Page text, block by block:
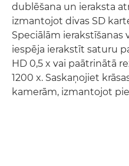
dublēšana un ieraksta
izmantojot divas SD
Speciālām ierakstīšanas
iespēja ierakstīt saturu
HD 0,5 x vai paātrinātā
1200 x. Saskaņojiet
kamerām, izmantojot